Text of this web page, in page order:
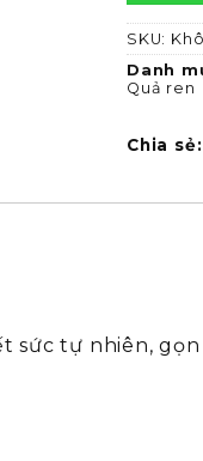
SKU:
Danh
Quả ren
Chia sẻ:
sức tự nhiên, gọn